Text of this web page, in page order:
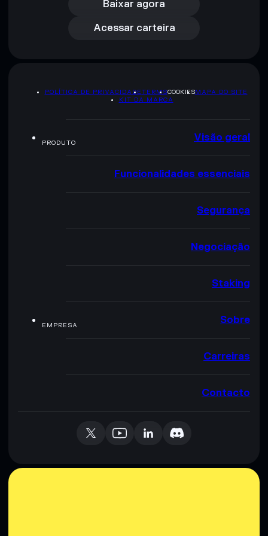
Baixar agora
Acessar carteira
Acessar carteira
POLÍTICA DE PRIVACIDADETERMSCOOKIESMAPA DO SITE
KIT DA MARCA
PRODUTO Visão geral
Funcionalidades essenciais
Segurança
Negociação
Staking
EMPRESA Sobre
Carreiras
Contacto